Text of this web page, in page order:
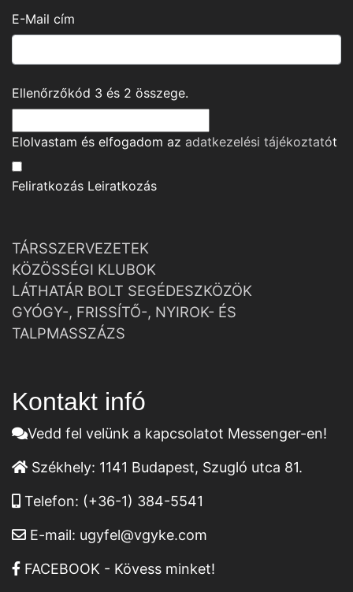
E-Mail cím
Ellenőrzőkód 3 és 2 összege.
Elolvastam és elfogadom az adatkezelési tájékoztatót
Feliratkozás Leiratkozás
TÁRSSZERVEZETEK
KÖZÖSSÉGI KLUBOK
LÁTHATÁR BOLT SEGÉDESZKÖZÖK
GYÓGY-, FRISSÍTŐ-, NYIROK- ÉS
TALPMASSZÁZS
Kontakt infó
Vedd fel velünk a kapcsolatot Messenger-en!
Székhely: 1141 Budapest, Szugló utca 81.
Telefon: (+36-1) 384-5541
E-mail: ugyfel@vgyke.com
FACEBOOK - Kövess minket!